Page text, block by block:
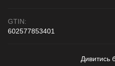
GTIN:
602577853401
Дивитись